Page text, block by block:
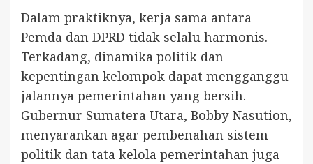
Dalam praktiknya, kerja sama antara
Pemda dan DPRD tidak selalu harmonis.
Terkadang, dinamika politik dan
kepentingan kelompok dapat mengganggu
jalannya pemerintahan yang bersih.
Gubernur Sumatera Utara, Bobby Nasution,
menyarankan agar pembenahan sistem
politik dan tata kelola pemerintahan juga